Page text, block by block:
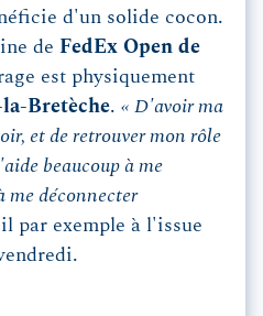
d'un solide cocon.
de FedEx Open de
est physiquement
Bretèche. « D'avoir ma
et de retrouver mon rôle
beaucoup à me
me déconnecter
par exemple à l'issue